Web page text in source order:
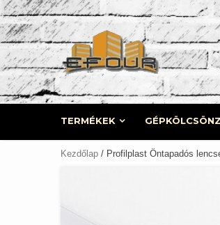
Skip
to
content
TERMÉKEK
Kezdőlap / Profilplast Öntapadós